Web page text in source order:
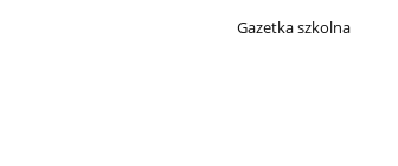
Gazetka szkolna